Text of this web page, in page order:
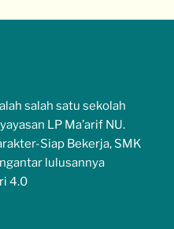
salah satu sekolah
LP Ma’arif NU.
Siap Bekerja, SMK
lulusannya
4.0